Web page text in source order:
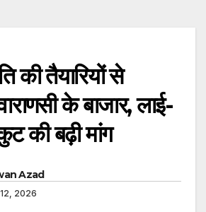
की तैयारियों से
के बाजार, लाई-
की बढ़ी मांग
Azad
2026